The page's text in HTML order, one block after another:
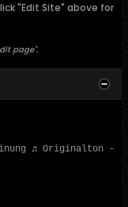
"Edit Site" above for
page".
♬ Originalton -